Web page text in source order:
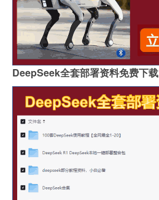
DeepSeek全套部署资料免费下载